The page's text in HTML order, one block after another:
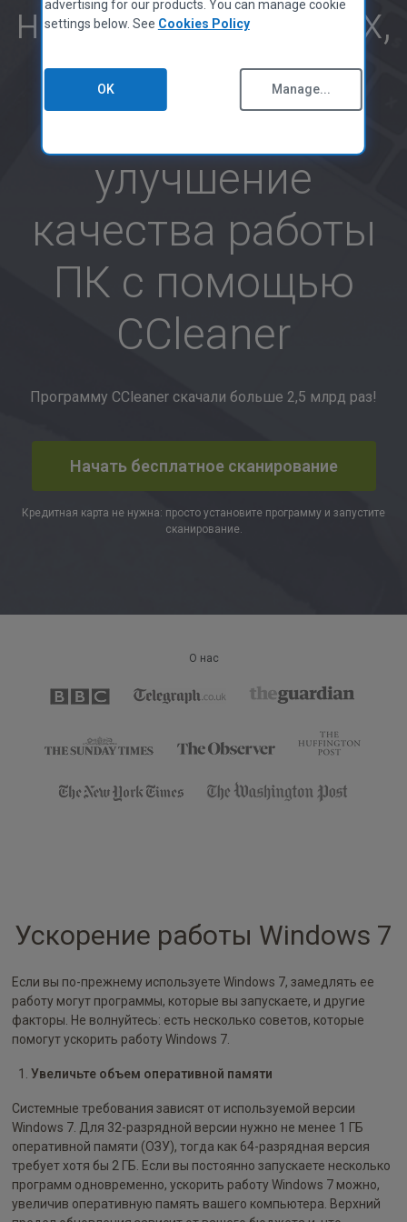
CCleaner для Mac
Политика Конфиденциальности
Информационный бюллетень
Условия Использования
Руководство для поставщиков
Заявление о доступности
ПАРТНЕРНАЯ ПРОГРАММА
Технологии и стратегия
ненужных данных,
увеличение
скорости и
улучшение
качества работы
ПК с помощью
CCleaner
Программу CCleaner скачали больше 2,5 млрд раз!
Начать бесплатное сканирование
Кредитная карта не нужна: просто установите программу и запустите
сканирование.
О нас
Ускорение работы Windows 7
Если вы по-прежнему используете Windows 7, замедлять ее
работу могут программы, которые вы запускаете, и другие
факторы. Не волнуйтесь: есть несколько советов, которые
помогут ускорить работу Windows 7.
Увеличьте объем оперативной памяти
Системные требования зависят от используемой версии
Windows 7. Для 32-разрядной версии нужно не менее 1 ГБ
оперативной памяти (ОЗУ), тогда как 64-разрядная версия
требует хотя бы 2 ГБ. Если вы постоянно запускаете несколько
программ одновременно, ускорить работу Windows 7 можно,
увеличив оперативную память вашего компьютера. Верхний
advertising for our products. You can manage cookie
settings below. See Cookies Policy
OK Manage...